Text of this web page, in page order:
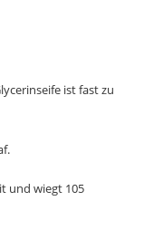
ist fast zu
und wiegt 105